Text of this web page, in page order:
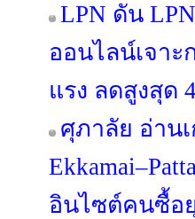
LPN ดัน
ออนไลน์เจา
แรง ลดสูงสุด
ศุภาลัย อ่านเ
อินไซต์คนซื้อ